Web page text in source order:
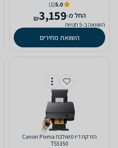
5.0
(1)
‫החל מ-3,159
₪
השוואה ב-5 חנויות
השוואת מחירים
‏הזרקת דיו ‏משולבת Canon Pixma
TS5350